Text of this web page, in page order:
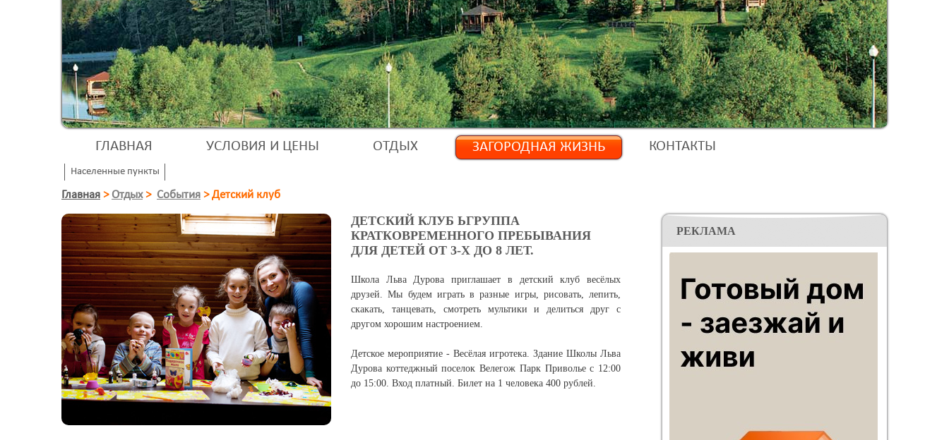
ГЛАВНАЯ УСЛОВИЯ И ЦЕНЫ ОТДЫХ ЗАГОРОДНАЯ ЖИЗНЬ
Населенные пункты
КОНТАКТЫ
Главная > Отдых > События >Детский клуб
ДЕТСКИЙ КЛУБ ЬГРУППА
КРАТКОВРЕМЕННОГО ПРЕБЫВАНИЯ
ДЛЯ ДЕТЕЙ ОТ 3-Х ДО 8 ЛЕТ.
Школа Льва Дурова приглашает в детский клуб весёлых
друзей. Мы будем играть в разные игры, рисовать, лепить,
скакать, танцевать, смотреть мультики и делиться друг с
другом хорошим настроением.
Детское мероприятие - Весёлая игротека. Здание Школы Льва
Дурова коттеджный поселок Велегож Парк Приволье с 12:00
до 15:00. Вход платный. Билет на 1 человека 400 рублей.
РЕКЛАМА